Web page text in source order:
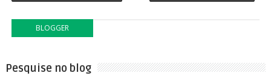
BLOGGER
Pesquise no blog